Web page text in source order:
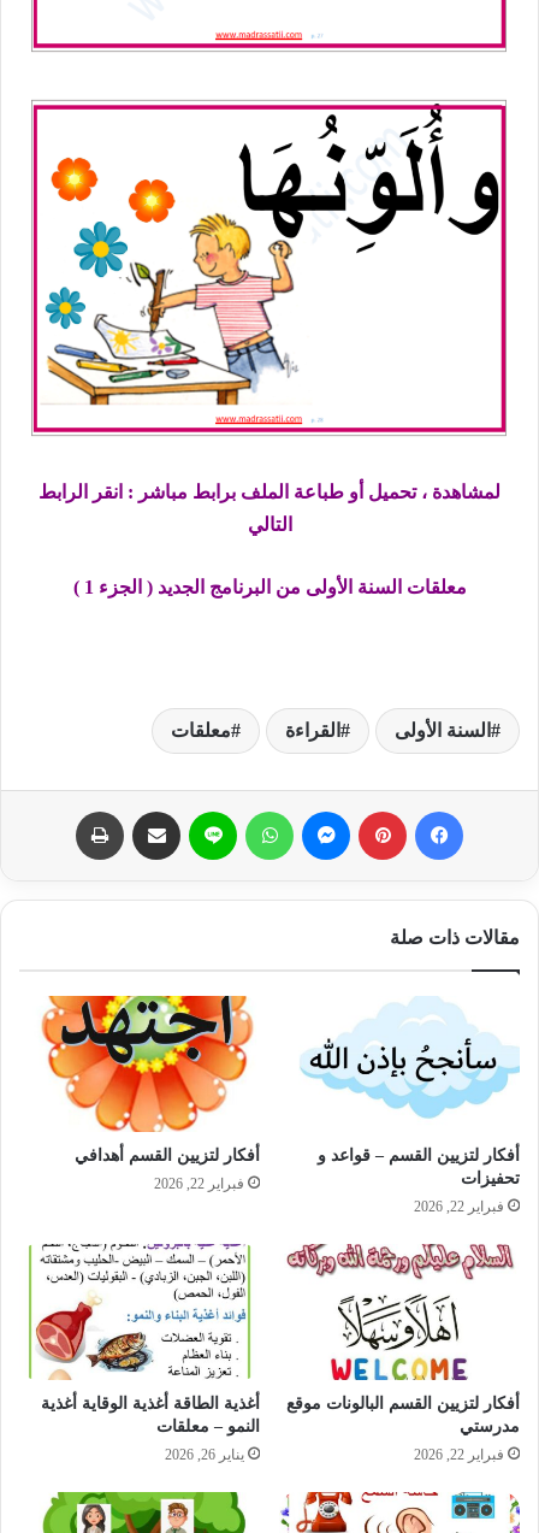
لمشاهدة ، تحميل أو طباعة الملف برابط مباشر : انقر الرابط
التالي
معلقات السنة الأولى من البرنامج الجديد ( الجزء 1 )
السنة الأولى القراءة معلقات
مقالات ذات صلة
أفكار لتزيين القسم – قواعد و
تحفيزات
فبراير 22, 2026
أفكار لتزيين القسم أهدافي
فبراير 22, 2026
أفكار لتزيين القسم البالونات موقع
مدرستي
فبراير 22, 2026
أغذية الطاقة أغذية الوقاية أغذية
النمو – معلقات
يناير 26, 2026